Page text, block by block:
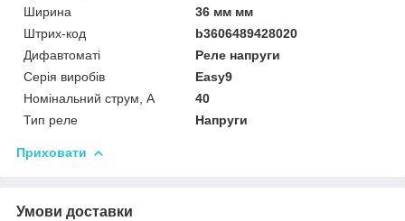
Ширина
36 мм мм
Штрих-код
b3606489428020
Дифавтоматі
Реле напруги
Серія виробів
Easy9
Номінальний струм, А
40
Тип реле
Напруги
Приховати
Умови доставки